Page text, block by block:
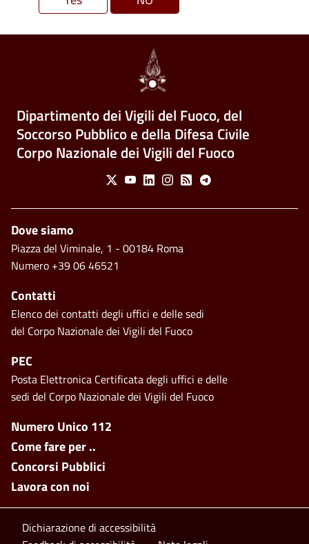
Dipartimento dei Vigili del Fuoco, del
Soccorso Pubblico e della Difesa Civile
Corpo Nazionale dei Vigili del Fuoco
Social Menu
X YoutubeLinkedinInstagram
Feed Telegram
Footer side menu
Numero Unico 112
Come fare per ..
Concorsi Pubblici
Lavora con noi
Piè di pagina
Dove siamo
Piazza del Viminale, 1 - 00184 Roma
Numero +39 06 46521
Contatti
Elenco dei contatti degli uffici e delle sedi
del Corpo Nazionale dei Vigili del Fuoco
PEC
Posta Elettronica Certificata degli uffici e delle
sedi del Corpo Nazionale dei Vigili del Fuoco
Footer bottom
Dichiarazione di accessibilità